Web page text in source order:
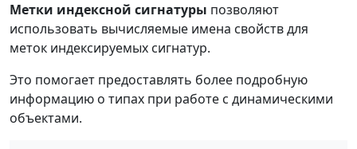
Метки индексной сигнатуры позволяют
использовать вычисляемые имена свойств для
меток индексируемых сигнатур.
Это помогает предоставлять более подробную
информацию о типах при работе с динамическими
объектами.